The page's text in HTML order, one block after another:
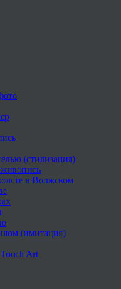
(стилизация)
в Волжском
(имитация)
Art